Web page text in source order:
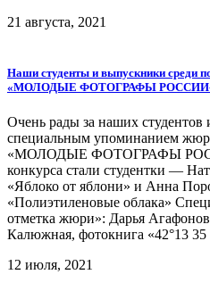
21 августа, 2021
Наши студенты и выпускники среди
«МОЛОДЫЕ ФОТОГРАФЫ РОССИИ-
Очень рады за наших
специальным упоминанием
«МОЛОДЫЕ ФОТОГРАФЫ
конкурса стали студентки —
«Яблоко от яблони» и Анна
«Полиэтиленовые облака»
отметка жюри»: Дарья
Калюжная, фотокнига «42°13 35
12 июля, 2021